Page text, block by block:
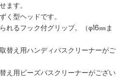
ます。
く型ヘッドです。
れるフック付グリップ。（φ16㎜ま
替え用ハンディバスクリーナーがご
え用ビーズバスクリーナーがござい